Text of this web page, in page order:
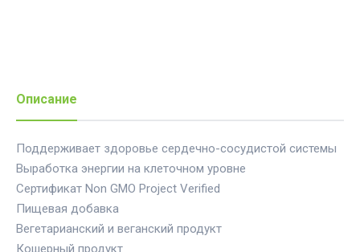
Описание
Поддерживает здоровье сердечно-сосудистой системы
Выработка энергии на клеточном уровне
Сертификат Non GMO Project Verified
Пищевая добавка
Вегетарианский и веганский продукт
Кошерный продукт